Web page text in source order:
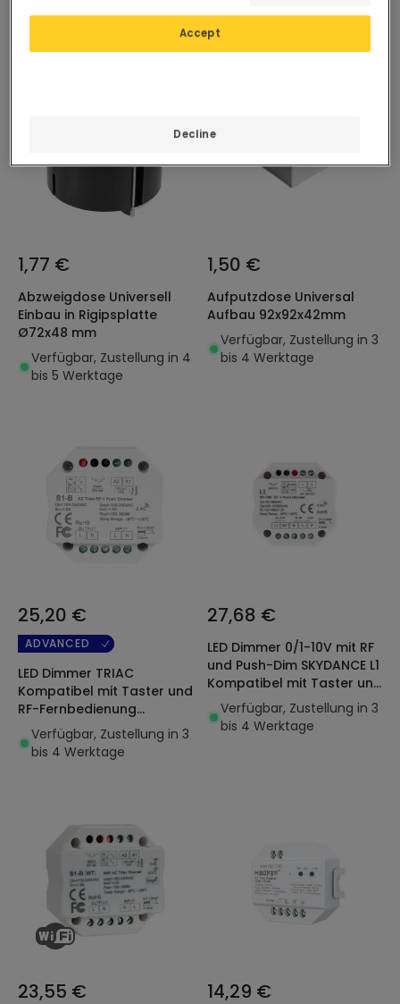
1,77 €
Abzweigdose Universell
Einbau in Rigipsplatte
Ø72x48 mm
Verfügbar, Zustellung in 4
bis 5 Werktage
1,50 €
Aufputzdose Universal
Aufbau 92x92x42mm
Verfügbar, Zustellung in 3
bis 4 Werktage
25,20 €
ADVANCED
LED Dimmer TRIAC
Kompatibel mit Taster und
RF-Fernbedienung
SKYDANCE S1-B
Verfügbar, Zustellung in 3
bis 4 Werktage
27,68 €
LED Dimmer 0/1-10V mit RF
und Push-Dim SKYDANCE L1
Kompatibel mit Taster und
RF-Fernbedienung
Verfügbar, Zustellung in 3
bis 4 Werktage
23,55 € 14,29 €
Decline
Accept